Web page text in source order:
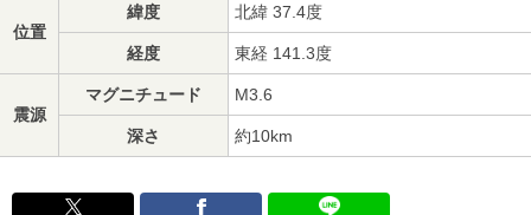
位置
緯度 北緯 37.4度
経度 東経 141.3度
震源
マグニチュード M3.6
深さ 約10km